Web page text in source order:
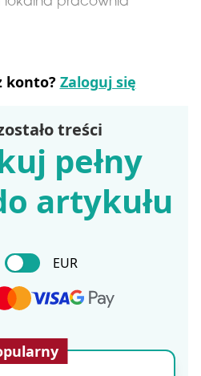
konto? Zaloguj się
treści
pełny
artykułu
EUR